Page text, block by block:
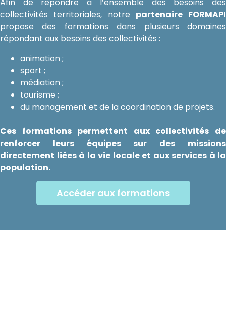
Afin de répondre à l’ensemble des besoins des
collectivités territoriales, notre partenaire FORMAPI
propose des formations dans plusieurs domaines
répondant aux besoins des collectivités :
animation ;
sport ;
médiation ;
tourisme ;
du management et de la coordination de projets.
Ces formations permettent aux collectivités de
renforcer leurs équipes sur des missions
directement liées à la vie locale et aux services à la
population.
Accéder aux formations